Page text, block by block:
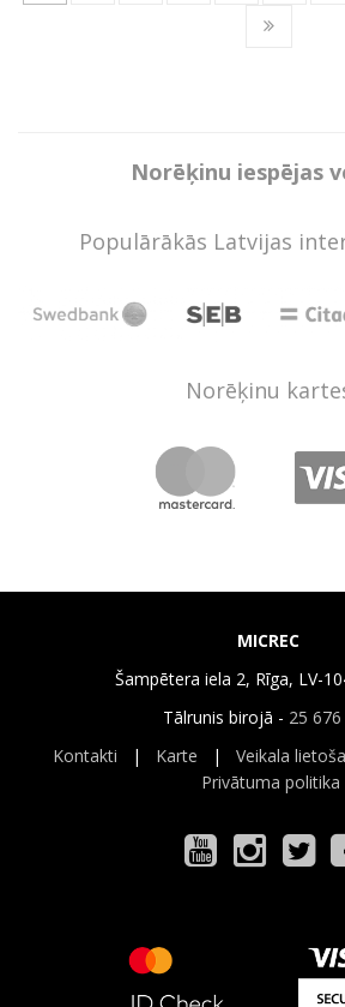
Norēķinu iespējas
Populārākās Latvijas
Norēķinu
MICREC
Šampētera iela 2, Rīga, LV-
Tālrunis birojā - 25
Kontakti | Karte | Veikala
Privātuma politika